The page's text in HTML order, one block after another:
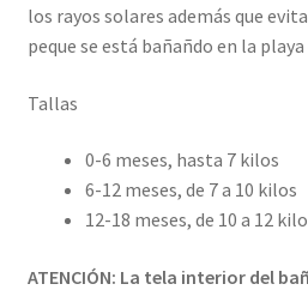
los rayos solares además que
peque se está bañañdo en la
Tallas
0-6 meses, hasta 7 kilos
6-12 meses, de 7 a 10 kilos
12-18 meses, de 10 a 12
ATENCIÓN: La tela interior del